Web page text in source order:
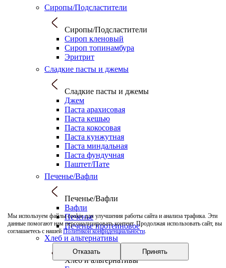
Мы используем файлы cookie для улучшения работы сайта и анализа трафика. Эти
данные помогают нам персонализировать контент. Продолжая использовать сайт, вы
соглашаетесь с нашей Политикой конфиденциальности.
Отказать Принять
Сиропы/Подсластители
Сиропы/Подсластители
Сироп кленовый
Сироп топинамбура
Эритрит
Сладкие пасты и джемы
Сладкие пасты и джемы
Джем
Паста арахисовая
Паста кешью
Паста кокосовая
Паста кунжутная
Паста миндальная
Паста фундучная
Паштет/Пате
Печенье/Вафли
Печенье/Вафли
Вафли
Печенье
Печенье протеиновое
Хлеб и альтернативы
Хлеб и альтернативы